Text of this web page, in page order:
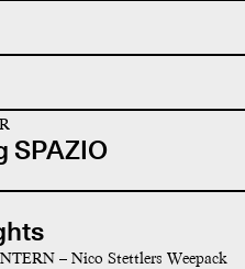
SPAZIO
– Nico Stettlers Weepack